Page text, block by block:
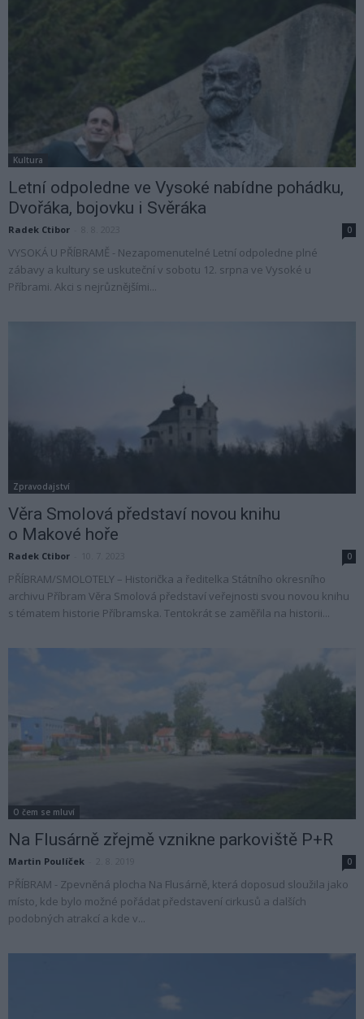
Kultura
Letní odpoledne ve Vysoké nabídne pohádku,
Dvořáka, bojovku i Svěráka
Radek Ctibor 0
VYSOKÁ U PŘÍBRAMĚ - Nezapomenutelné Letní odpoledne plné
zábavy a kultury se uskuteční v sobotu 12. srpna ve Vysoké u
Příbrami. Akci s nejrůznějšími...
Zpravodajství
Věra Smolová představí novou knihu
o Makové hoře
Radek Ctibor 0
PŘÍBRAM/SMOLOTELY – Historička a ředitelka Státního okresního
archivu Příbram Věra Smolová představí veřejnosti svou novou knihu
s tématem historie Příbramska. Tentokrát se zaměřila na historii...
O čem se mluví
Na Flusárně zřejmě vznikne parkoviště P+R
Martin Poulíček 0
PŘÍBRAM - Zpevněná plocha Na Flusárně, která doposud sloužila jako
místo, kde bylo možné pořádat představení cirkusů a dalších
podobných atrakcí a kde v...